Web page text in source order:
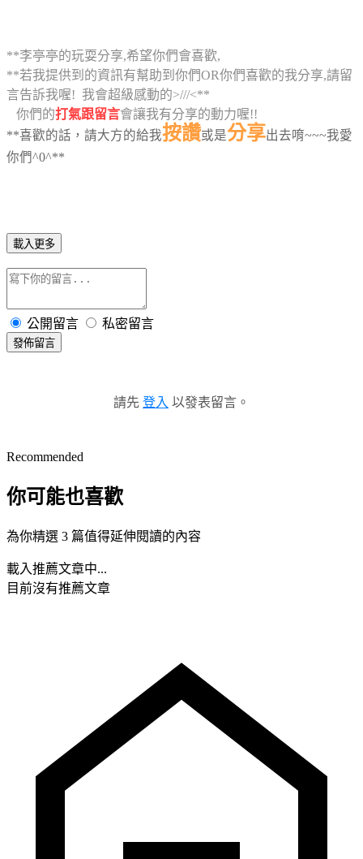
**李亭亭的玩耍分享,希望你們會喜歡,
**若我提供到的資訊有幫助到你們OR你們喜歡的我分享,請留
言告訴我喔! 我會超級感動的>///<**
你們的打氣跟留言會讓我有分享的動力喔!!
**喜歡的話，請大方的給我按讚或是分享出去唷~~~我愛
你們^0^**
載入更多
公開留言 私密留言
發佈留言
請先 登入 以發表留言。
Recommended
你可能也喜歡
為你精選 3 篇值得延伸閱讀的內容
載入推薦文章中...
目前沒有推薦文章